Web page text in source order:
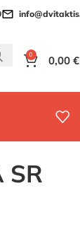
0 0,00 €
SR